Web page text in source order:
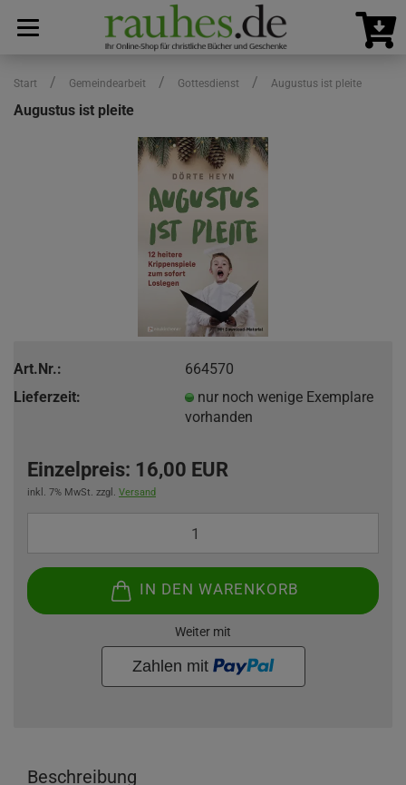
Start / Gemeindearbeit / Gottesdienst / Augustus ist pleite
Augustus ist pleite
Art.Nr.:
664570
Lieferzeit:
nur noch wenige Exemplare
vorhanden
Einzelpreis: 16,00 EUR
inkl. 7% MwSt. zzgl. Versand
IN DEN WARENKORB
Weiter mit
Beschreibung